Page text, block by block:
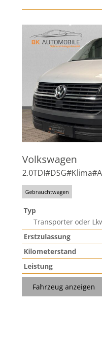
Volkswagen
Gebrauchtwagen
Typ
Transporter oder
Erstzulassung
Kilometerstand
Leistung
Fahrzeug anzeigen